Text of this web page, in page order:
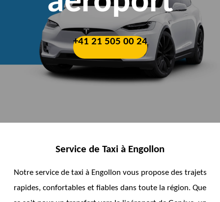
+41 21 505 00 24
Service de Taxi à Engollon
Notre service de taxi à Engollon vous propose des trajets
rapides, confortables et fiables dans toute la région. Que